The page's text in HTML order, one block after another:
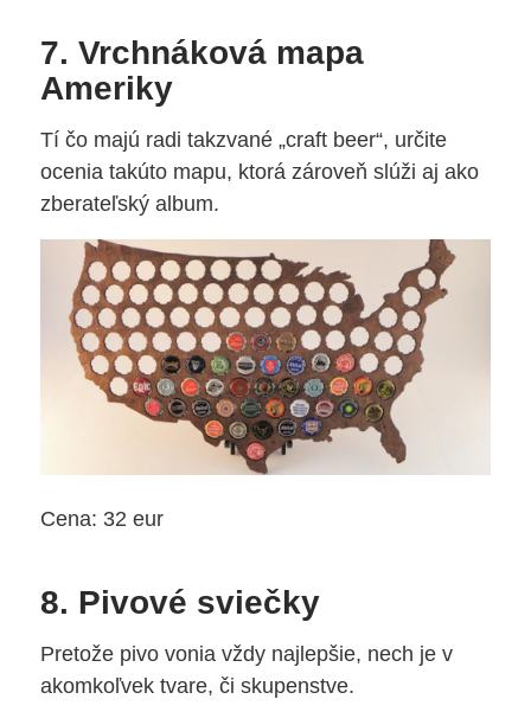
7. Vrchnáková mapa
Ameriky
Tí čo majú radi takzvané „craft beer“, určite
ocenia takúto mapu, ktorá zároveň slúži aj ako
zberateľský album.
Cena: 32 eur
8. Pivové sviečky
Pretože pivo vonia vždy najlepšie, nech je v
akomkoľvek tvare, či skupenstve.